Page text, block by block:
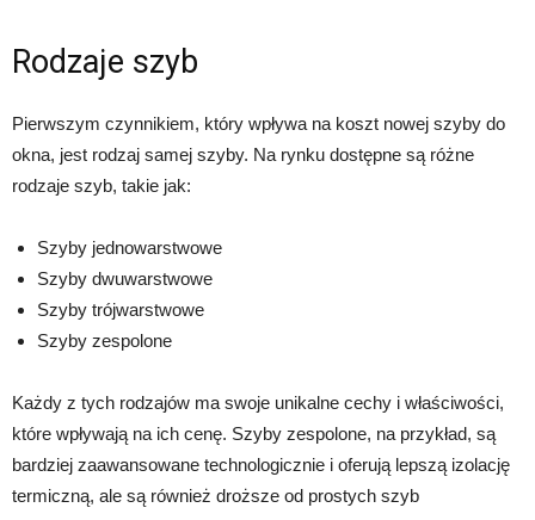
Rodzaje szyb
Pierwszym czynnikiem, który wpływa na koszt nowej szyby do
okna, jest rodzaj samej szyby. Na rynku dostępne są różne
rodzaje szyb, takie jak:
Szyby jednowarstwowe
Szyby dwuwarstwowe
Szyby trójwarstwowe
Szyby zespolone
Każdy z tych rodzajów ma swoje unikalne cechy i właściwości,
które wpływają na ich cenę. Szyby zespolone, na przykład, są
bardziej zaawansowane technologicznie i oferują lepszą izolację
termiczną, ale są również droższe od prostych szyb